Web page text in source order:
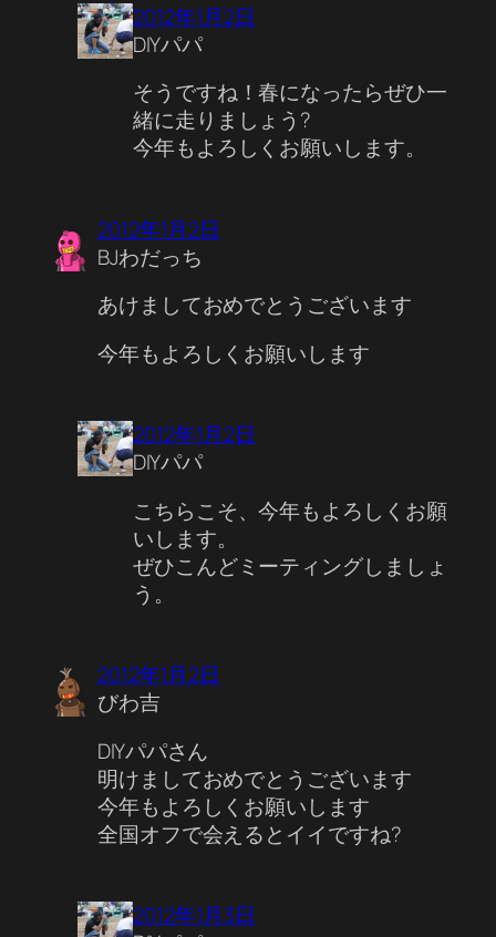
2012年1月2日
DIYパパ
そうですね！春になったらぜひ一
緒に走りましょう?
今年もよろしくお願いします。
2012年1月2日
BJわだっち
あけましておめでとうございます
今年もよろしくお願いします
2012年1月2日
DIYパパ
こちらこそ、今年もよろしくお願
いします。
ぜひこんどミーティングしましょ
う。
2012年1月2日
びわ吉
DIYパパさん
明けましておめでとうございます
今年もよろしくお願いします
全国オフで会えるとイイですね?
2012年1月3日